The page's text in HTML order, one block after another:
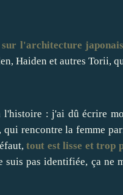
l'architecture
Haiden et autres Torii,
: j'ai dû écrire
rencontre la femme
tout est lisse et trop
suis pas identifiée, ça ne